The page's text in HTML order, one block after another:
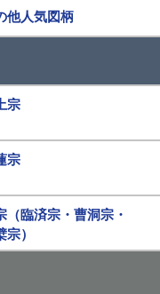
他人気図柄
宗
宗
（臨済宗・曹洞宗・
宗）